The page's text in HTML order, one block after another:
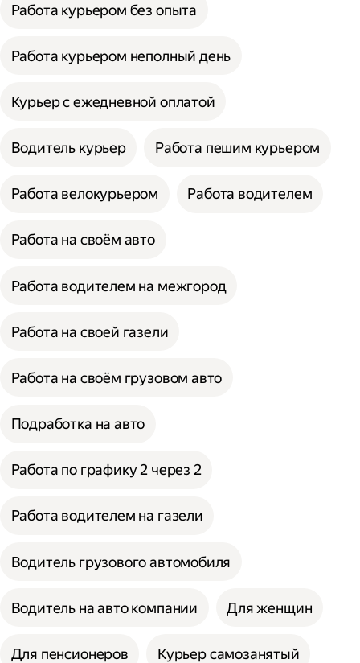
Работа курьером без опыта
Работа курьером неполный день
Курьер с ежедневной оплатой
Водитель курьер Работа пешим курьером
Работа велокурьером Работа водителем
Работа на своём авто
Работа водителем на межгород
Работа на своей газели
Работа на своём грузовом авто
Подработка на авто
Работа по графику 2 через 2
Работа водителем на газели
Водитель грузового автомобиля
Водитель на авто компании Для женщин
Для пенсионеров Курьер самозанятый